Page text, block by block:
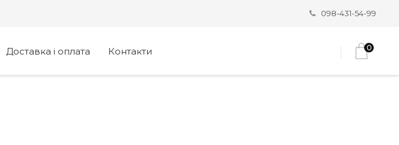
098-431-54-99
Доставка і оплата Контакти 0